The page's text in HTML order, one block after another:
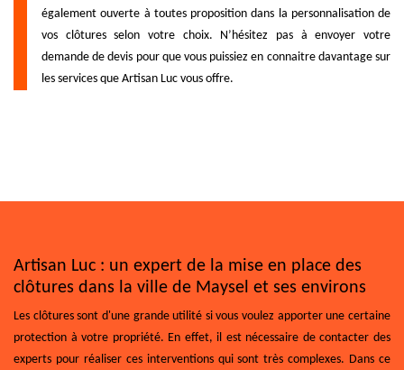
également ouverte à toutes proposition dans la personnalisation de
vos clôtures selon votre choix. N’hésitez pas à envoyer votre
demande de devis pour que vous puissiez en connaitre davantage sur
les services que Artisan Luc vous offre.
Artisan Luc : un expert de la mise en place des
clôtures dans la ville de Maysel et ses environs
Les clôtures sont d'une grande utilité si vous voulez apporter une certaine
protection à votre propriété. En effet, il est nécessaire de contacter des
experts pour réaliser ces interventions qui sont très complexes. Dans ce